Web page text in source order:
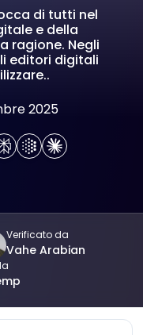
di tutti nel
e della
ragione. Negli
editori digitali
2025
Verificato da
Vahe Arabian